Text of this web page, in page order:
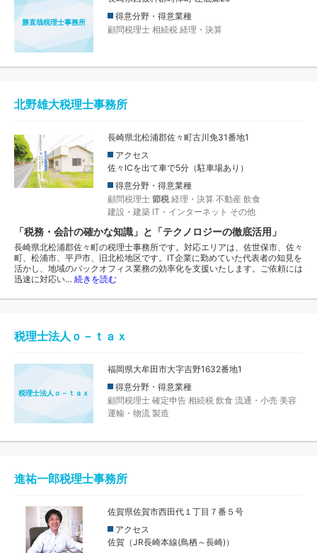
勝直哉税理士事務所
得意分野・得意業種
顧問税理士 相続税 経理・決算
北野雄大税理士事務所
長崎県北松浦郡佐々町古川免31番地1
アクセス
佐々ICを出て車で5分（駐車場あり）
得意分野・得意業種
顧問税理士 節税 経理・決算 不動産 飲食
建設・建築 IT・インターネット その他
「税務・会計の確かな知識」と「テクノロジーの徹底活用」
長崎県北松浦郡佐々町の税理士事務所です。対応エリアは、佐世保市、佐々
町、松浦市、平戸市、旧北松地区です。IT企業に勤めていた代表者の知見を
活かし、地域のバックオフィス業務の効率化を支援いたします。ご依頼には
迅速に対応い… 続きを読む
税理士法人ｏ－ｔａｘ
税理士法人ｏ－ｔａｘ
福岡県大牟田市大字吉野1632番地1
得意分野・得意業種
顧問税理士 確定申告 相続税 飲食 流通・小売 美容
運輸・物流 製造
進祐一郎税理士事務所
佐賀県佐賀市西田代１丁目７番５号
アクセス
佐賀（JR長崎本線(鳥栖～長崎)）